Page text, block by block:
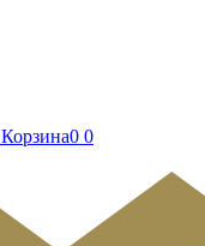
Корзина0 0